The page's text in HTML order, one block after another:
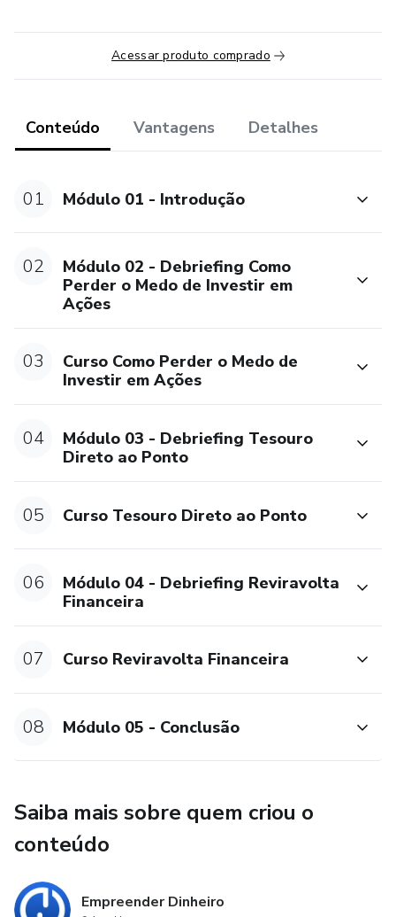
Ofereça um passo a passo para o seu cliente sair da
poupança e garantir lucros sempre acima da inflação.
Aumente a rentabilidade do seu cliente fazendo-o
Acessar produto comprado
Conteúdo Vantagens Detalhes
01 Módulo 01 - Introdução
02
Módulo 02 - Debriefing Como
Perder o Medo de Investir em
Ações
03
Curso Como Perder o Medo de
Investir em Ações
04
Módulo 03 - Debriefing Tesouro
Direto ao Ponto
05 Curso Tesouro Direto ao Ponto
06
Módulo 04 - Debriefing Reviravolta
Financeira
07 Curso Reviravolta Financeira
08 Módulo 05 - Conclusão
Saiba mais sobre quem criou o
conteúdo
Empreender Dinheiro